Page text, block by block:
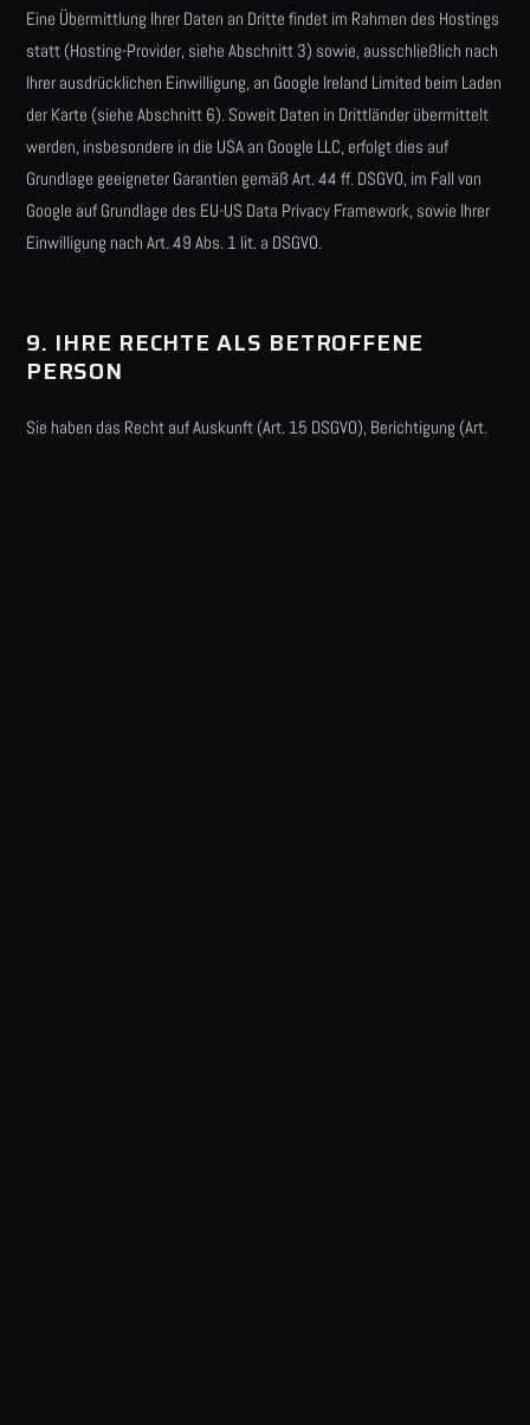
Eine Übermittlung Ihrer Daten an Dritte findet im Rahmen des Hostings
statt (Hosting-Provider, siehe Abschnitt 3) sowie, ausschließlich nach
Ihrer ausdrücklichen Einwilligung, an Google Ireland Limited beim Laden
der Karte (siehe Abschnitt 6). Soweit Daten in Drittländer übermittelt
werden, insbesondere in die USA an Google LLC, erfolgt dies auf
Grundlage geeigneter Garantien gemäß Art. 44 ff. DSGVO, im Fall von
Google auf Grundlage des EU-US Data Privacy Framework, sowie Ihrer
Einwilligung nach Art. 49 Abs. 1 lit. a DSGVO.
9. IHRE RECHTE ALS BETROFFENE
PERSON
Sie haben das Recht auf Auskunft (Art. 15 DSGVO), Berichtigung (Art.